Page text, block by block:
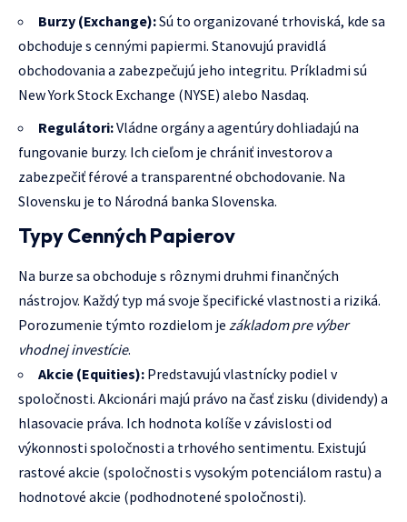
Burzy (Exchange):Sú to organizované trhoviská, kde sa
obchoduje s cennými papiermi. Stanovujú pravidlá
obchodovania a zabezpečujú jeho integritu. Príkladmi sú
New York Stock Exchange (NYSE) alebo Nasdaq.
Regulátori:Vládne orgány a agentúry dohliadajú na
fungovanie burzy. Ich cieľom je chrániť investorov a
zabezpečiť férové a transparentné obchodovanie. Na
Slovensku je to Národná banka Slovenska.
Typy Cenných Papierov
Na burze sa obchoduje s rôznymi druhmi finančných
nástrojov. Každý typ má svoje špecifické vlastnosti a riziká.
Porozumenie týmto rozdielom je základom pre výber
vhodnej investície.
Akcie (Equities): Predstavujú vlastnícky podiel v
spoločnosti. Akcionári majú právo na časť zisku (dividendy) a
hlasovacie práva. Ich hodnota kolíše v závislosti od
výkonnosti spoločnosti a trhového sentimentu. Existujú
rastové akcie (spoločnosti s vysokým potenciálom rastu) a
hodnotové akcie (podhodnotené spoločnosti).